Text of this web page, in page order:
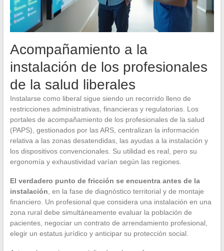
Acompañamiento a la
instalación de los profesionales
de la salud liberales
Instalarse como liberal sigue siendo un recorrido lleno de
restricciones administrativas, financieras y regulatorias. Los
portales de acompañamiento de los profesionales de la salud
(PAPS), gestionados por las ARS, centralizan la información
relativa a las zonas desatendidas, las ayudas a la instalación y
los dispositivos convencionales. Su utilidad es real, pero su
ergonomía y exhaustividad varían según las regiones.
El verdadero punto de fricción se encuentra antes de la
instalación, en la fase de diagnóstico territorial y de montaje
financiero. Un profesional que considera una instalación en una
zona rural debe simultáneamente evaluar la población de
pacientes, negociar un contrato de arrendamiento profesional,
elegir un estatus jurídico y anticipar su protección social.